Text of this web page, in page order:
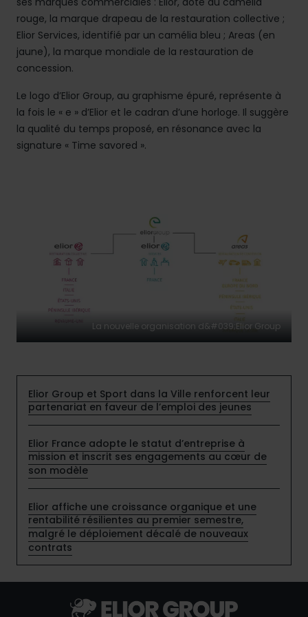
rouge, la marque drapeau de la restauration collective ;
Elior Services, identifié par un camélia bleu ; Areas (en
jaune), la marque mondiale de la restauration de
concession.
Le logo d’Elior Group, au graphisme épuré, représente à
la fois le « e » d’Elior et le cadran d’une horloge. Il suggère
la qualité du temps proposé, en résonance avec la
signature « Time savored ».
La nouvelle organisation d&#039;Elior Group
Elior Group et Sport dans la Ville renforcent leur
partenariat en faveur de l’emploi des jeunes
Elior France adopte le statut d’entreprise à
mission et inscrit ses engagements au cœur de
son modèle
Elior affiche une croissance organique et une
rentabilité résilientes au premier semestre,
malgré le déploiement décalé de nouveaux
contrats